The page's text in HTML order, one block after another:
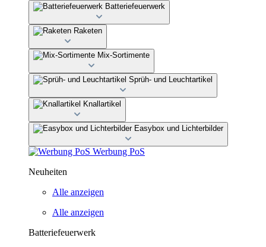
Batteriefeuerwerk
Raketen
Mix-Sortimente
Sprüh- und Leuchtartikel
Knallartikel
Easybox und Lichterbilder
Werbung PoS
Neuheiten
Alle anzeigen
Alle anzeigen
Batteriefeuerwerk